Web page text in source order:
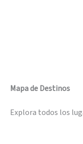
Mapa de Destinos
Explora todos los